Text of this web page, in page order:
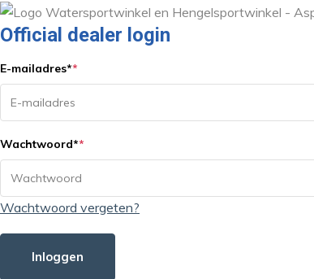
Official dealer login
E-mailadres**
Wachtwoord**
Wachtwoord vergeten?
Inloggen